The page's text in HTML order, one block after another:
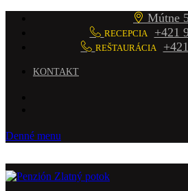
Mútne
RECEPCIA +421
REŠTAURÁCIA
KONTAKT
Denné menu